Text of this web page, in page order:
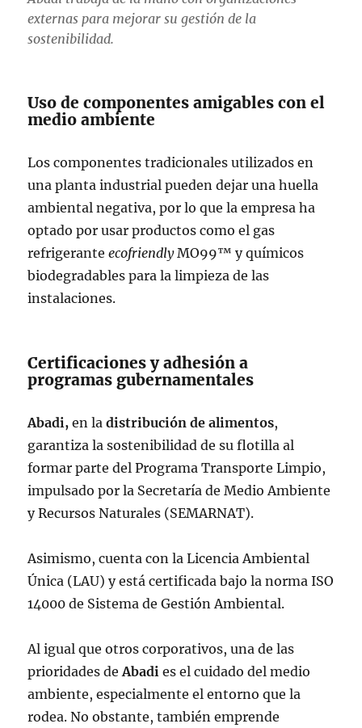
externas para mejorar su gestión de la
sostenibilidad.
Uso de componentes amigables con el
medio ambiente
Los componentes tradicionales utilizados en
una planta industrial pueden dejar una huella
ambiental negativa, por lo que la empresa ha
optado por usar productos como el gas
refrigeranteecofriendlyMO99™ y químicos
biodegradables para la limpieza de las
instalaciones.
Certificaciones y adhesión a
programas gubernamentales
Abadi,en ladistribución de alimentos,
garantiza la sostenibilidad de su flotilla al
formar parte del Programa Transporte Limpio,
impulsado por la Secretaría de Medio Ambiente
y Recursos Naturales (SEMARNAT).
Asimismo, cuenta con la Licencia Ambiental
Única (LAU) y está certificada bajo la norma ISO
14000 de Sistema de Gestión Ambiental.
Al igual que otros corporativos, una de las
prioridades deAbadi es el cuidado del medio
ambiente, especialmente el entorno que la
rodea. No obstante, también emprende